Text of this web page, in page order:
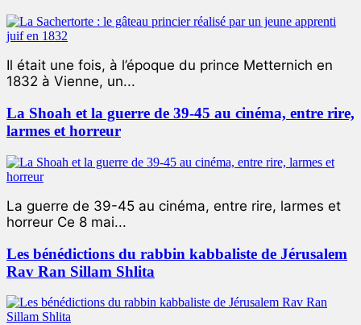
Il était une fois, à l’époque du prince Metternich en
1832 à Vienne, un...
La Shoah et la guerre de 39-45 au cinéma, entre rire,
larmes et horreur
La guerre de 39-45 au cinéma, entre rire, larmes et
horreur Ce 8 mai...
Les bénédictions du rabbin kabbaliste de Jérusalem
Rav Ran Sillam Shlita